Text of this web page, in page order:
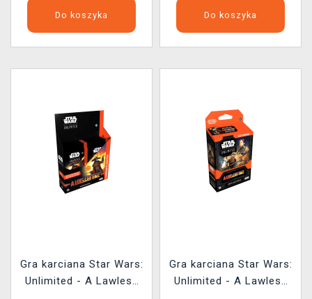
Do koszyka Do koszyka
Gra karciana Star Wars:
Unlimited - A Lawless
Gra karciana Star Wars:
Unlimited - A Lawless